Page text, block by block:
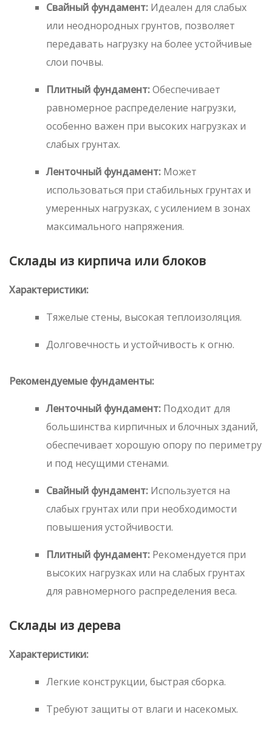
Свайный фундамент: Идеален для слабых
или неоднородных грунтов, позволяет
передавать нагрузку на более устойчивые
слои почвы.
Плитный фундамент:Обеспечивает
равномерное распределение нагрузки,
особенно важен при высоких нагрузках и
слабых грунтах.
Ленточный фундамент: Может
использоваться при стабильных грунтах и
умеренных нагрузках, с усилением в зонах
максимального напряжения.
Склады из кирпича или блоков
Характеристики:
Тяжелые стены, высокая теплоизоляция.
Долговечность и устойчивость к огню.
Рекомендуемые фундаменты:
Ленточный фундамент: Подходит для
большинства кирпичных и блочных зданий,
обеспечивает хорошую опору по периметру
и под несущими стенами.
Свайный фундамент: Используется на
слабых грунтах или при необходимости
повышения устойчивости.
Плитный фундамент: Рекомендуется при
высоких нагрузках или на слабых грунтах
для равномерного распределения веса.
Склады из дерева
Характеристики:
Легкие конструкции, быстрая сборка.
Требуют защиты от влаги и насекомых.